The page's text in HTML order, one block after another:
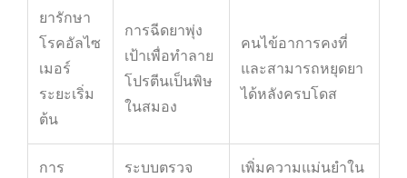
ยารักษา
โรคอัลไซ
เมอร์
ระยะเริ่ม
ต้น
การฉีดยาพุ่ง
เป้าเพื่อทำลาย
โปรตีนเป็นพิษ
ในสมอง
คนไข้อาการคงที่
และสามารถหยุดยา
ได้หลังครบโดส
การ
ระบบตรวจ
เพิ่มความแม่นยำใน